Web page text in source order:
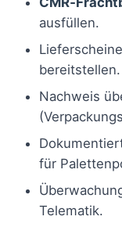
ausfüllen.
bereitstellen.
Nachweis
für
Telematik.